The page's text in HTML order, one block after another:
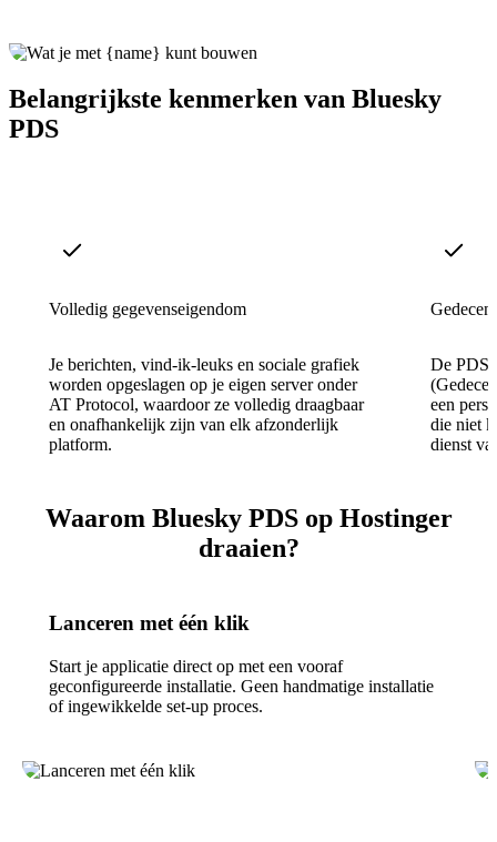
Belangrijkste kenmerken van Bluesky
PDS
Volledig gegevenseigendom
Je berichten, vind-ik-leuks en sociale grafiek
worden opgeslagen op je eigen server onder
AT Protocol, waardoor ze volledig draagbaar
en onafhankelijk zijn van elk afzonderlijk
platform.
De PDS
een
die niet
dienst
Waarom Bluesky PDS op Hostinger
draaien?
Lanceren met één klik
Start je applicatie direct op met een vooraf
geconfigureerde installatie. Geen handmatige installatie
of ingewikkelde set-up proces.